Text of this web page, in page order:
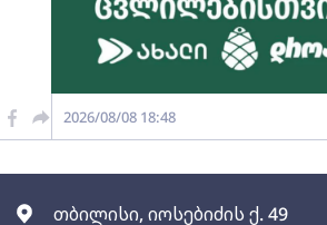
თბილისი, იოსებიძის ქ. 49
2026/08/08 18:48